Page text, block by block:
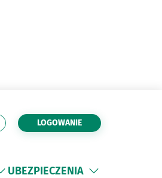
LOGOWANIE
UBEZPIECZENIA